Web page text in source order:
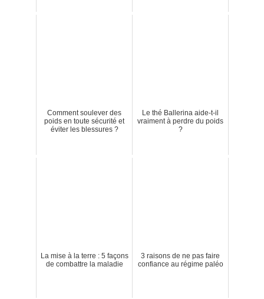
Comment soulever des
poids en toute sécurité et
éviter les blessures ?
Le thé Ballerina aide-t-il
vraiment à perdre du poids
?
La mise à la terre : 5 façons
de combattre la maladie
3 raisons de ne pas faire
confiance au régime paléo